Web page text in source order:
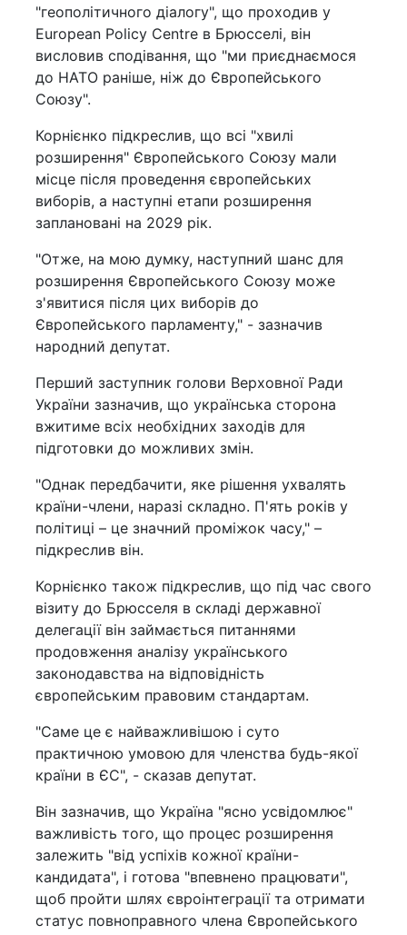
"геополітичного діалогу", що проходив у
European Policy Centre в Брюсселі, він
висловив сподівання, що "ми приєднаємося
до НАТО раніше, ніж до Європейського
Союзу".
Корнієнко підкреслив, що всі "хвилі
розширення" Європейського Союзу мали
місце після проведення європейських
виборів, а наступні етапи розширення
заплановані на 2029 рік.
"Отже, на мою думку, наступний шанс для
розширення Європейського Союзу може
з'явитися після цих виборів до
Європейського парламенту," - зазначив
народний депутат.
Перший заступник голови Верховної Ради
України зазначив, що українська сторона
вжитиме всіх необхідних заходів для
підготовки до можливих змін.
"Однак передбачити, яке рішення ухвалять
країни-члени, наразі складно. П'ять років у
політиці – це значний проміжок часу," –
підкреслив він.
Корнієнко також підкреслив, що під час свого
візиту до Брюсселя в складі державної
делегації він займається питаннями
продовження аналізу українського
законодавства на відповідність
європейським правовим стандартам.
"Саме це є найважливішою і суто
практичною умовою для членства будь-якої
країни в ЄС", - сказав депутат.
Він зазначив, що Україна "ясно усвідомлює"
важливість того, що процес розширення
залежить "від успіхів кожної країни-
кандидата", і готова "впевнено працювати",
щоб пройти шлях євроінтеграції та отримати
статус повноправного члена Європейського